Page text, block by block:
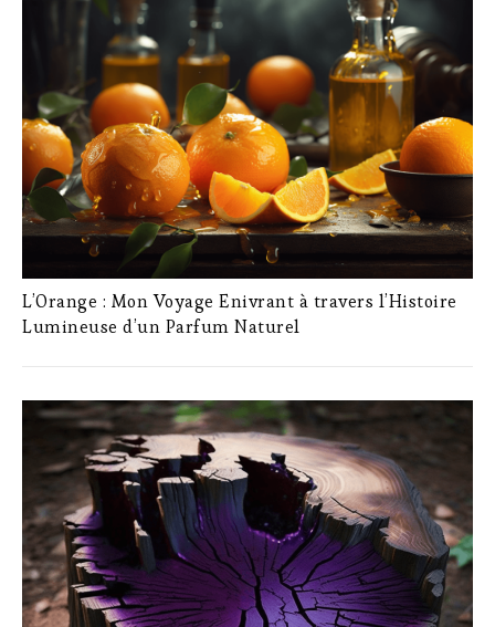
L’Orange : Mon Voyage Enivrant à travers l’Histoire
Lumineuse d’un Parfum Naturel